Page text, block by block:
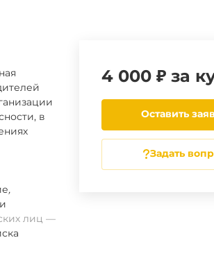
4 000 ₽ за
Оставить
Задать
в
,
лиц